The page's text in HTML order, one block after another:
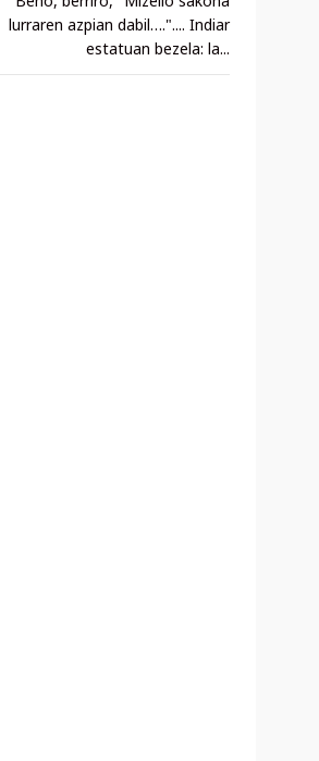
lurraren azpian dabil….".... Indiar
estatuan bezela: la...